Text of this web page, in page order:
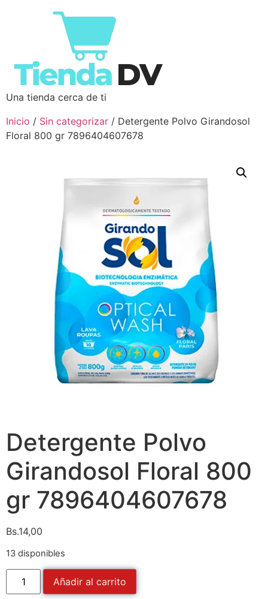
Una tienda cerca de ti
Inicio / Sin categorizar / Detergente Polvo Girandosol
Floral 800 gr 7896404607678
Detergente Polvo
Girandosol Floral 800
gr 7896404607678
Bs.14,00
13 disponibles
Añadir al carrito